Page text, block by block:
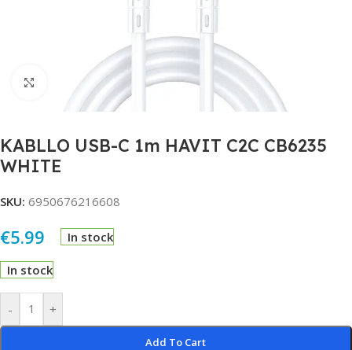
Click to enlarge
KABLLO USB-C 1m HAVIT C2C CB6235
WHITE
SKU: 6950676216608
€5.99 In stock
In stock
- +
Add To Cart
Alternative: